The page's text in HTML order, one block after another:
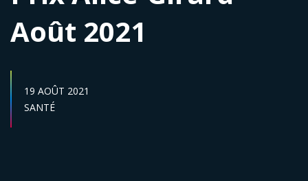
Août 2021
DATE DE PUBLICATION :
19 AOÛT 2021
Secteur :
SANTÉ